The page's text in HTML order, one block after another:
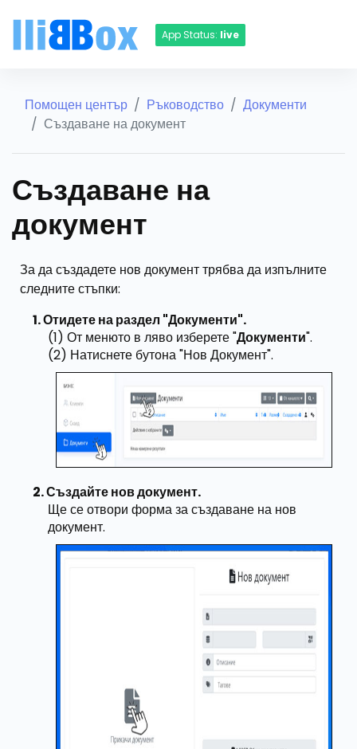
App Status: live
Помощен център Ръководство
Документи
Създаване на документ
Създаване на
документ
За да създадете нов документ трябва да изпълните
следните стъпки:
Отидете на раздел "Документи".
(1) От менюто в ляво изберете "Документи".
(2) Натиснете бутона "Нов Документ".
Създайте нов документ.
Ще се отвори форма за създаване на нов
документ.